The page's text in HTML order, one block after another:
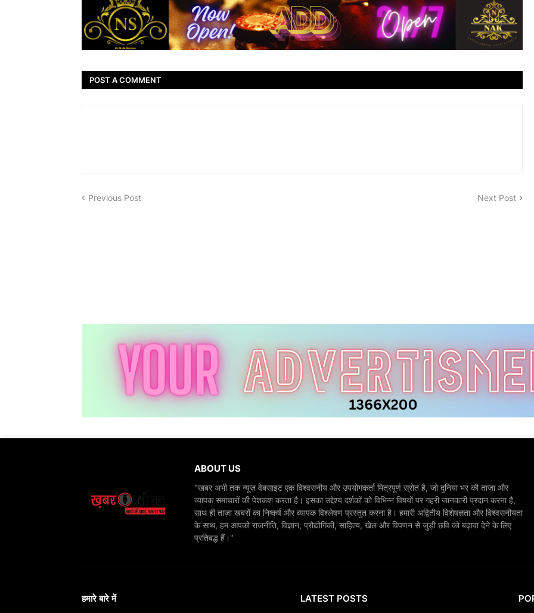
POST A COMMENT
Previous Post Next Post
ABOUT US
"खबर अभी तक न्यूज़ वेबसाइट एक विश्वसनीय और उपयोगकर्ता मित्रपूर्ण स्रोत है, जो दुनिया भर की ताज़ा और
व्यापक समाचारों की पेशकश करता है। इसका उद्देश्य दर्शकों को विभिन्न विषयों पर गहरी जानकारी प्रदान करना है,
साथ ही ताज़ा खबरों का निष्कर्ष और व्यापक विश्लेषण प्रस्तुत करना है। हमारी अद्वितीय विशेषज्ञता और विश्वसनीयता
के साथ, हम आपको राजनीति, विज्ञान, प्रौद्योगिकी, साहित्य, खेल और विपणन से जुड़ी छवि को बढ़ावा देने के लिए
प्रतिबद्ध हैं।"
हमारे बारे में LATEST POSTS